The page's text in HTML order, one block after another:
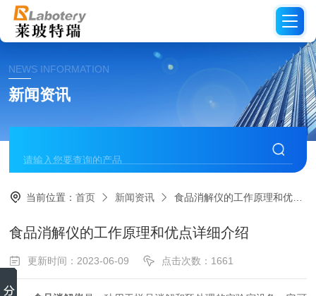
NEWS INFORMATION
新闻资讯
当前位置：首页 新闻资讯 食品消解仪的工作原理和优点详细介绍
食品消解仪的工作原理和优点详细介绍
更新时间：2023-06-09 点击次数：1661